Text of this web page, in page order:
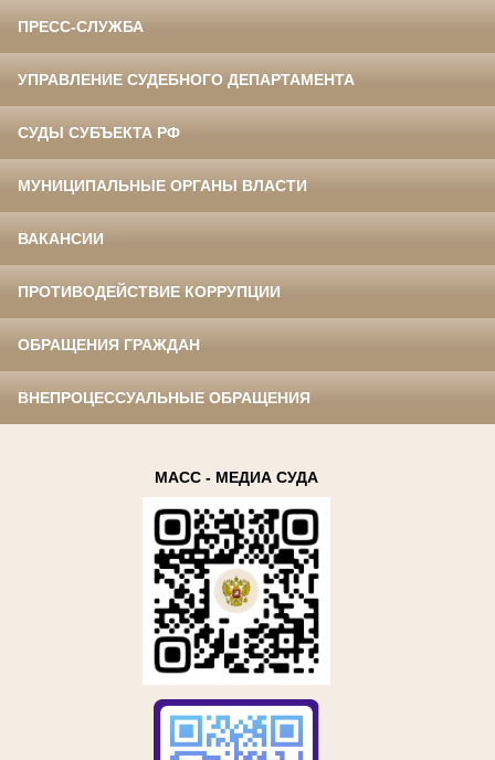
ПРЕСС-СЛУЖБА
УПРАВЛЕНИЕ СУДЕБНОГО ДЕПАРТАМЕНТА
СУДЫ СУБЪЕКТА РФ
МУНИЦИПАЛЬНЫЕ ОРГАНЫ ВЛАСТИ
ВАКАНСИИ
ПРОТИВОДЕЙСТВИЕ КОРРУПЦИИ
ОБРАЩЕНИЯ ГРАЖДАН
ВНЕПРОЦЕССУАЛЬНЫЕ ОБРАЩЕНИЯ
МАСС - МЕДИА СУДА